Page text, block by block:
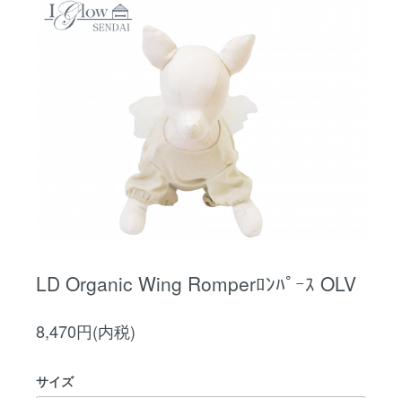
LD Organic Wing Romperﾛﾝﾊﾟｰｽ OLV
8,470円(内税)
サイズ